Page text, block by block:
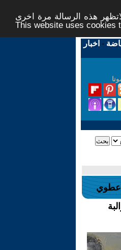
هذه الرسالة مرة اخرى -
This website uses cookies
- اخبار
عطوي